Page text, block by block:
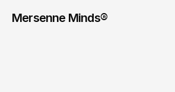
Mersenne Minds®